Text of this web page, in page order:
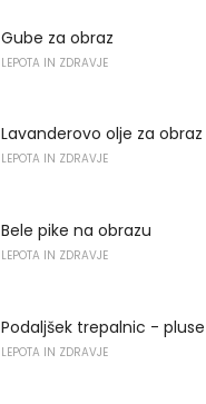
Gube za obraz
LEPOTA IN ZDRAVJE
Lavanderovo olje za obraz
LEPOTA IN ZDRAVJE
Bele pike na obrazu
LEPOTA IN ZDRAVJE
Podaljšek trepalnic -
LEPOTA IN ZDRAVJE